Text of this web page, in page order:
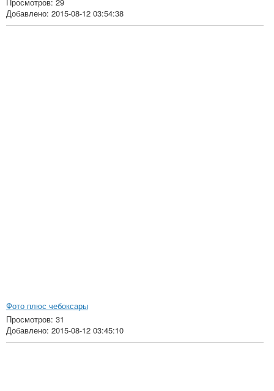
Добавлено: 2015-08-12 03:54:38
Фото плюс чебоксары
Просмотров: 31
Добавлено: 2015-08-12 03:45:10